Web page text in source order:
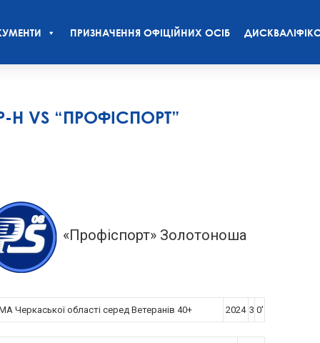
ПРИЗНАЧЕННЯ ОФІЦІЙНИХ ОСІБ
Н VS “ПРОФІСПОРТ”
«Профіспорт» Золотоноша
Черкаської області серед Ветеранів 40+ 2024 3 0'